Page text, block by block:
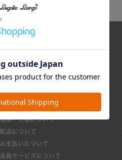
お買い物ガイド
返品・交換について
配送について
お支払いについて
会員サービスについて